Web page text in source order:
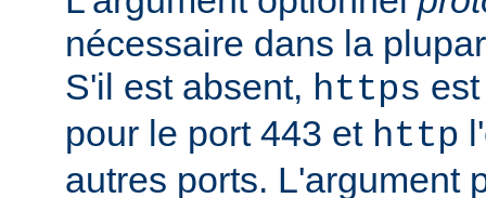
nécessaire dans la
S'il est absent, https
pour le port 443 et http
autres ports. L'argument